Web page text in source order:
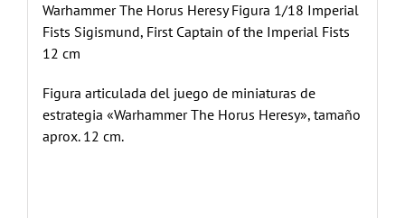
Warhammer The Horus Heresy Figura 1/18 Imperial
Fists Sigismund, First Captain of the Imperial Fists
12 cm
Figura articulada del juego de miniaturas de
estrategia «Warhammer The Horus Heresy», tamaño
aprox. 12 cm.